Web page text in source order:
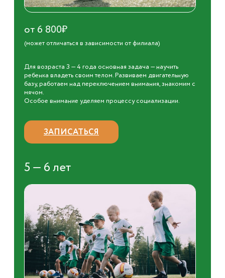
от 6 800₽
(может отличаться в зависимости от филиала)
Для возраста 3 — 4 года основная задача — научить
ребенка владеть своим телом. Развиваем двигательную
базу, работаем над переключением внимания, знакомим с
мячом.
Особое внимание уделяем процессу социализации.
ЗАПИСАТЬСЯ
5 — 6 лет